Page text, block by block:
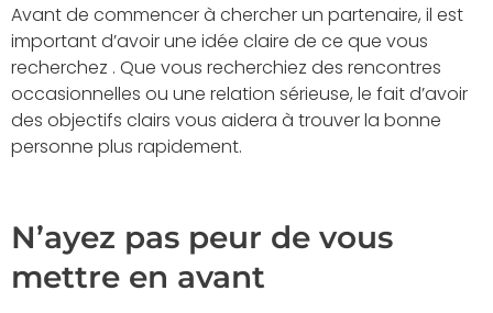
Avant de commencer à chercher un partenaire, il est
important d’avoir une idée claire de ce que vous
recherchez . Que vous recherchiez des rencontres
occasionnelles ou une relation sérieuse, le fait d’avoir
des objectifs clairs vous aidera à trouver la bonne
personne plus rapidement.
N’ayez pas peur de vous
mettre en avant